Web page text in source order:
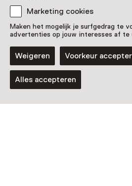
Marketing cookies
Maken het mogelijk je surfgedrag te
advertenties op jouw interesses af te
Weigeren Voorkeur
Alles accepteren